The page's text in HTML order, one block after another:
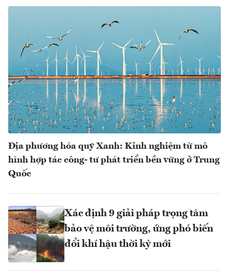
Địa phương hóa quỹ Xanh: Kinh nghiệm từ mô
hình hợp tác công- tư phát triển bền vững ở Trung
Quốc
Xác định 9 giải pháp trọng tâm
bảo vệ môi trường, ứng phó biến
đổi khí hậu thời kỳ mới